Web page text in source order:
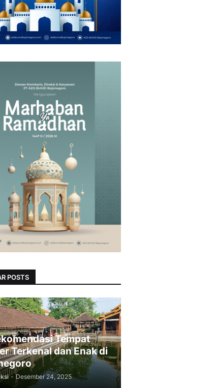
POSTS
Tempat
Terkenal dan Enak di
- Desember 24, 2025